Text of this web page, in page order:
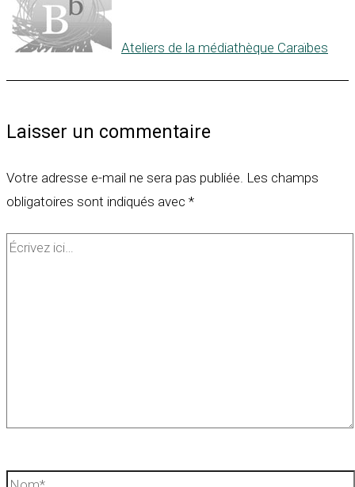
Ateliers de la médiathèque Caraïbes
Laisser un commentaire
Votre adresse e-mail ne sera pas publiée. Les champs
obligatoires sont indiqués avec *
Écrivez
Nom*